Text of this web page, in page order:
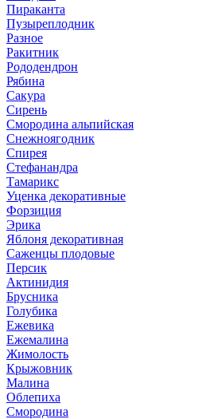
Пираканта
Пузыреплодник
Разное
Ракитник
Рододендрон
Рябина
Сакура
Сирень
Смородина альпийская
Снежноягодник
Спирея
Стефанандра
Тамарикс
Уценка декоративные
Форзиция
Эрика
Яблоня декоративная
Саженцы плодовые
Персик
Актинидия
Брусника
Голубика
Ежевика
Ежемалина
Жимолость
Крыжовник
Малина
Облепиха
Смородина